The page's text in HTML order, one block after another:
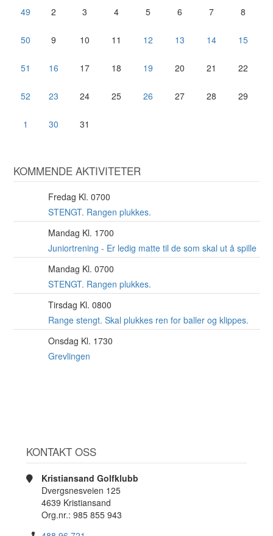
49 2 3 4 5 6 7 8
50 9 10 11 12 13 14 15
51 16 17 18 19 20 21 22
52 23 24 25 26 27 28 29
1 30 31
KOMMENDE AKTIVITETER
Fredag Kl. 0700
STENGT. Rangen plukkes.
Mandag Kl. 1700
Juniortrening - Er ledig matte til de som skal ut å spille
Mandag Kl. 0700
STENGT. Rangen plukkes.
Tirsdag Kl. 0800
Range stengt. Skal plukkes ren for baller og klippes.
Onsdag Kl. 1730
Grevlingen
KONTAKT OSS
Kristiansand Golfklubb
Dvergsnesveien 125
4639 Kristiansand
Org.nr.: 985 855 943